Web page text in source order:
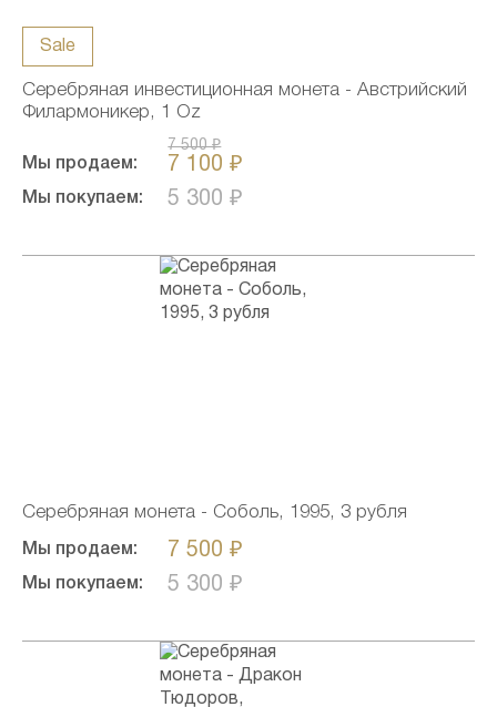
Sale
Серебряная инвестиционная монета - Австрийский
Филармоникер, 1 Oz
Мы продаем:
7 500 ₽
7 100 ₽
Мы покупаем: 5 300 ₽
Серебряная монета - Соболь, 1995, 3 рубля
Мы продаем: 7 500 ₽
Мы покупаем: 5 300 ₽